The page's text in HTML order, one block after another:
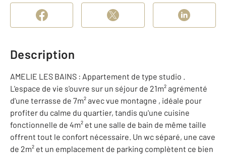
Description
AMELIE LES BAINS : Appartement de type studio .
L'espace de vie s'ouvre sur un séjour de 21m² agrémenté
d'une terrasse de 7m² avec vue montagne , idéale pour
profiter du calme du quartier, tandis qu'une cuisine
fonctionnelle de 4m² et une salle de bain de même taille
offrent tout le confort nécessaire. Un wc séparé, une cave
de 2m² et un emplacement de parking complètent ce bien